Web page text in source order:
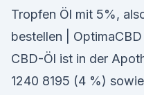
Tropfen Öl mit 5%,
bestellen |
CBD-Öl ist in der
1240 8195 (4 %)